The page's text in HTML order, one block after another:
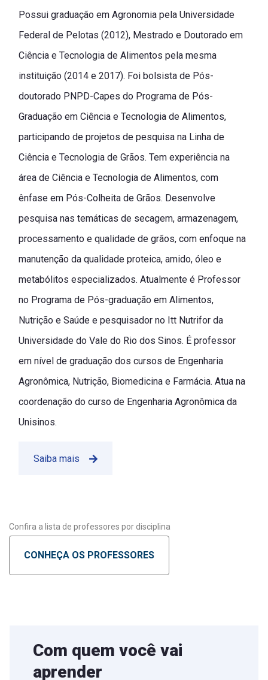
Possui graduação em Agronomia pela Universidade
Federal de Pelotas (2012), Mestrado e Doutorado em
Ciência e Tecnologia de Alimentos pela mesma
instituição (2014 e 2017). Foi bolsista de Pós-
doutorado PNPD-Capes do Programa de Pós-
Graduação em Ciência e Tecnologia de Alimentos,
participando de projetos de pesquisa na Linha de
Ciência e Tecnologia de Grãos. Tem experiência na
área de Ciência e Tecnologia de Alimentos, com
ênfase em Pós-Colheita de Grãos. Desenvolve
pesquisa nas temáticas de secagem, armazenagem,
processamento e qualidade de grãos, com enfoque na
manutenção da qualidade proteica, amido, óleo e
metabólitos especializados. Atualmente é Professor
no Programa de Pós-graduação em Alimentos,
Nutrição e Saúde e pesquisador no Itt Nutrifor da
Universidade do Vale do Rio dos Sinos. É professor
em nível de graduação dos cursos de Engenharia
Agronômica, Nutrição, Biomedicina e Farmácia. Atua na
coordenação do curso de Engenharia Agronômica da
Unisinos.
Saiba mais
Confira a lista de professores por disciplina
CONHEÇA OS PROFESSORES
Com quem você vai
aprender